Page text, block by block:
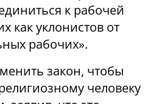
к рабочей
как уклонистов от
рабочих».
закон, чтобы
человеку